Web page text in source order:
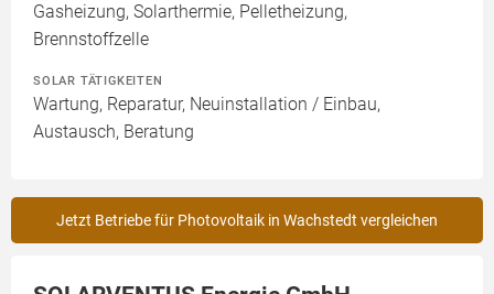
Gasheizung, Solarthermie, Pelletheizung,
Brennstoffzelle
SOLAR TÄTIGKEITEN
Wartung, Reparatur, Neuinstallation / Einbau,
Austausch, Beratung
Jetzt Betriebe für Photovoltaik in Wachstedt vergleichen